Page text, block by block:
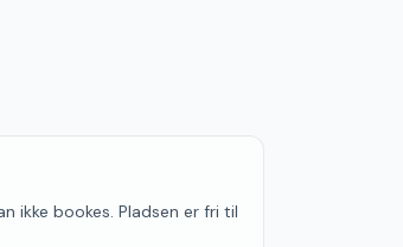
ikke bookes. Pladsen er fri til